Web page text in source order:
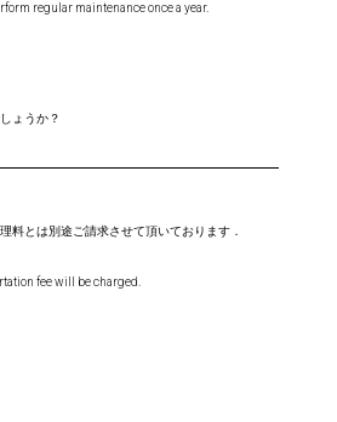
regular maintenance once a year.
ょうか？
料とは別途ご請求させて頂いております．
fee will be charged.